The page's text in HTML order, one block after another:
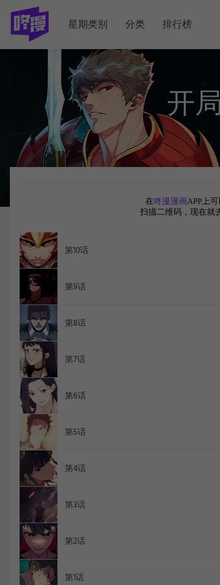
WEBTOON
星期类别 分类 排行榜
开
在咚漫漫画APP上
扫描二维码，现在就
第10话
第9话
第8话
第7话
第6话
第5话
第4话
第3话
第2话
第1话